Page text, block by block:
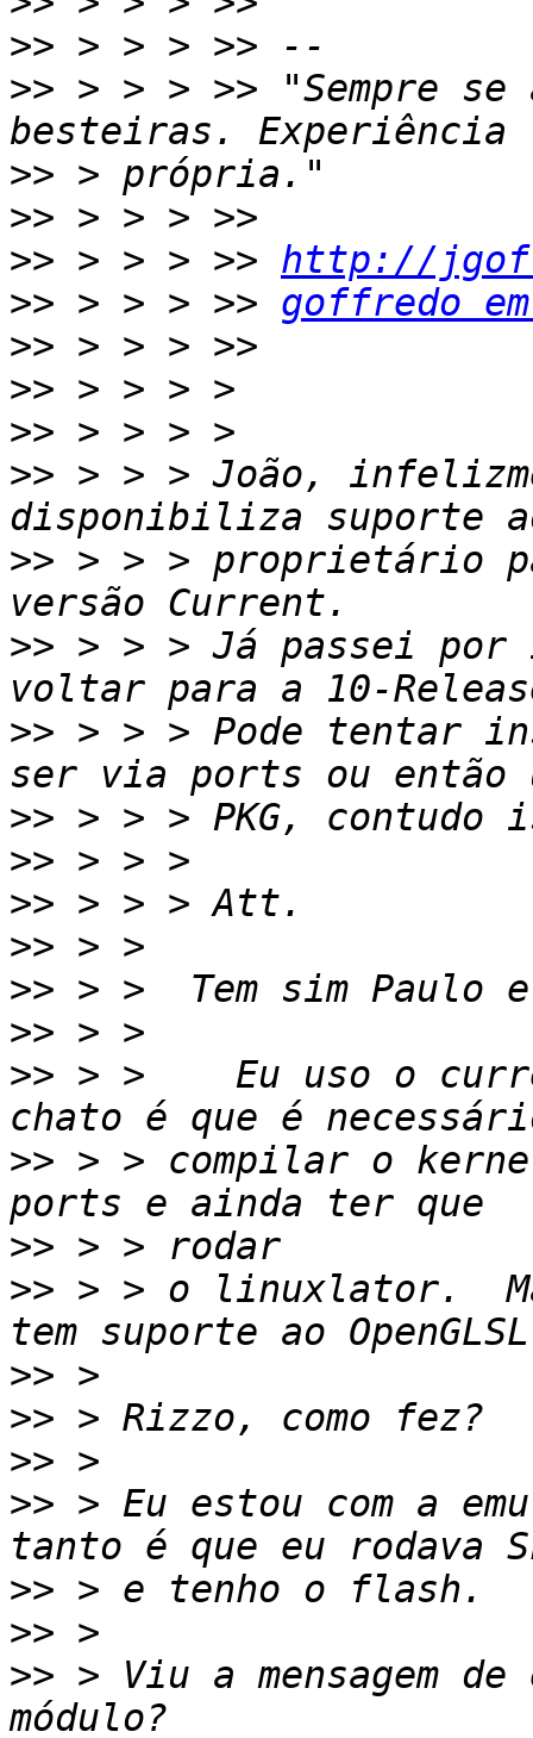
>>
>> > > > >> "Sempre se
>>
>>
>> > > > >> http://
>> > > > >> goffredo
>>
>>
>>
>> > > > João,
>> > > > proprietário
>> > > > Já passei
>> > > > Pode tentar
>>
>>
>>
>>
>>
>>
>> > >    Eu uso o
>> > > compilar o
>>
>> > > o linuxlator.
>>
>>
>>
>> > Eu estou com a
>>
>>
>> > Viu a mensagem